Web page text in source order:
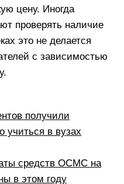
цену. Иногда
проверять наличие
это не делается
с зависимостью
получили
учиться в вузах
средств ОСМС на
в этом году